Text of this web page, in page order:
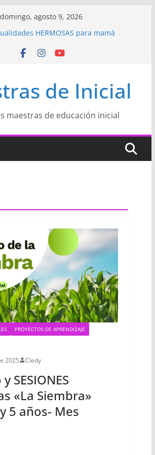
domingo, agosto 9, 2026
dibujos para MAMÁ: colorea con
HERMOSAS para mamá
de la Educación Inicial 2026”
“Celebramos con Alegría la Semana
de Aprendizaje
Un regalo para
de Inicial
maestras de educación inicial
PROYECTOS DE APRENDIZAJE
2025 Cledy
SESIONES
«La Siembra»
5 años- Mes